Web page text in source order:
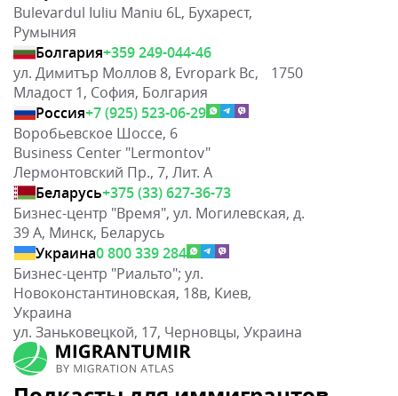
Bulevardul Iuliu Maniu 6L, Бухарест,
Румыния
Болгария+359 249-044-46
ул. Димитър Моллов 8, Evropark Bc, 1750
Младост 1, София, Болгария
Россия+7 (925) 523-06-29
Воробьевское Шоссе, 6
Business Center "Lermontov"
Лермонтовский Пр., 7, Лит. А
Беларусь+375 (33) 627-36-73
Бизнес-центр "Время", ул. Могилевская, д.
39 А, Минск, Беларусь
Украина0 800 339 284
Бизнес-центр "Риальто"; ул.
Новоконстантиновская, 18в, Киев,
Украина
ул. Заньковецкой, 17, Черновцы, Украина